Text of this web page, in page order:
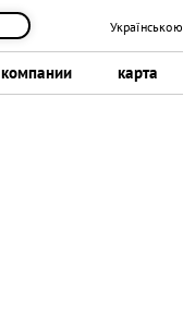
компании карта
Українською